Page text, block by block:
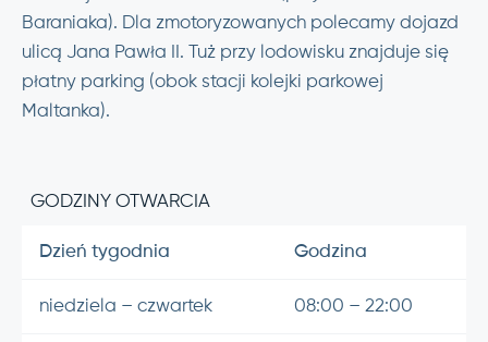
Baraniaka). Dla zmotoryzowanych polecamy dojazd
ulicą Jana Pawła II. Tuż przy lodowisku znajduje się
płatny parking (obok stacji kolejki parkowej
Maltanka).
GODZINY OTWARCIA
Dzień tygodnia Godzina
niedziela – czwartek 08:00 – 22:00